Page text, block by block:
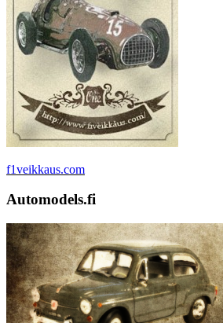
f1veikkaus.com
Automodels.fi